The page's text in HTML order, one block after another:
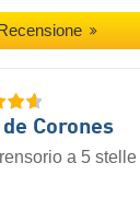
Recensione
Corones
a 5 stelle